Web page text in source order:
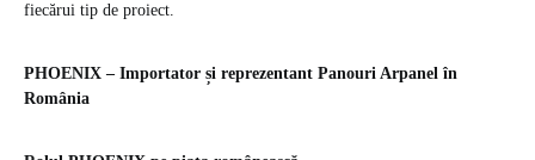
fiecărui tip de proiect.
PHOENIX – Importator și reprezentant Panouri Arpanel în
România